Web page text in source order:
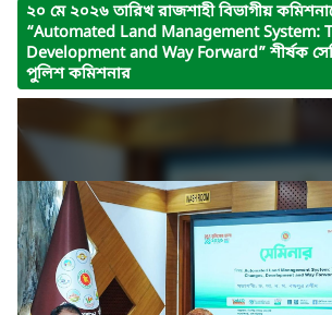
২০ মে ২০২৬ তারিখ রাজশাহী বিভাগীয়
“Automated Land Management System:
Development and Way Forward” শীর্ষক
পুলিশ কমিশনার